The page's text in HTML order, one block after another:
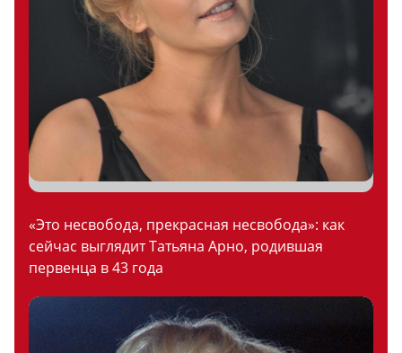
«Это несвобода, прекрасная несвобода»: как
сейчас выглядит Татьяна Арно, родившая
первенца в 43 года